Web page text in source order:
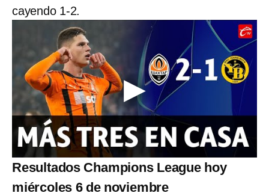
cayendo 1-2.
Resultados Champions League hoy
miércoles 6 de noviembre